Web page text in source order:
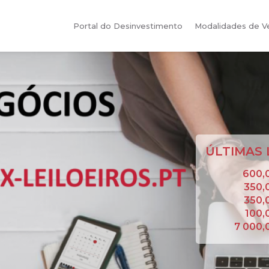
Portal do Desinvestimento Modalidades de
ÚLTIMAS
7